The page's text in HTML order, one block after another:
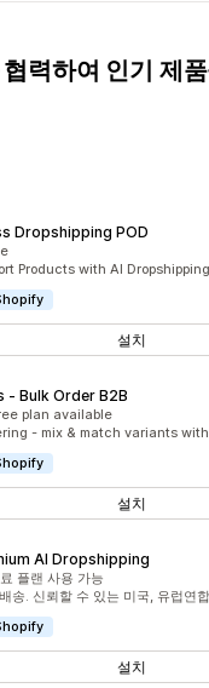
력하여 인기 제
Dropshipping POD
Products with AI
설치
‑ Bulk Order B2B
plan available
- mix & match variants
설치
AI Dropshipping
플랜 사용 가능
송. 신뢰할 수 있는 미국, 유럽연
설치